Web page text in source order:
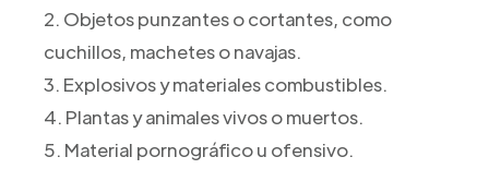
2. Objetos punzantes o cortantes, como
cuchillos, machetes o navajas.
3. Explosivos y materiales combustibles.
4. Plantas y animales vivos o muertos.
5. Material pornográfico u ofensivo.